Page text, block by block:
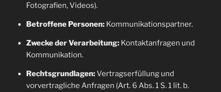
Fotografien, Videos).
Betroffene Personen:Kommunikationspartner.
Zwecke der Verarbeitung:Kontaktanfragen und
Kommunikation.
Rechtsgrundlagen:Vertragserfüllung und
vorvertragliche Anfragen (Art. 6 Abs. 1 S. 1 lit. b.